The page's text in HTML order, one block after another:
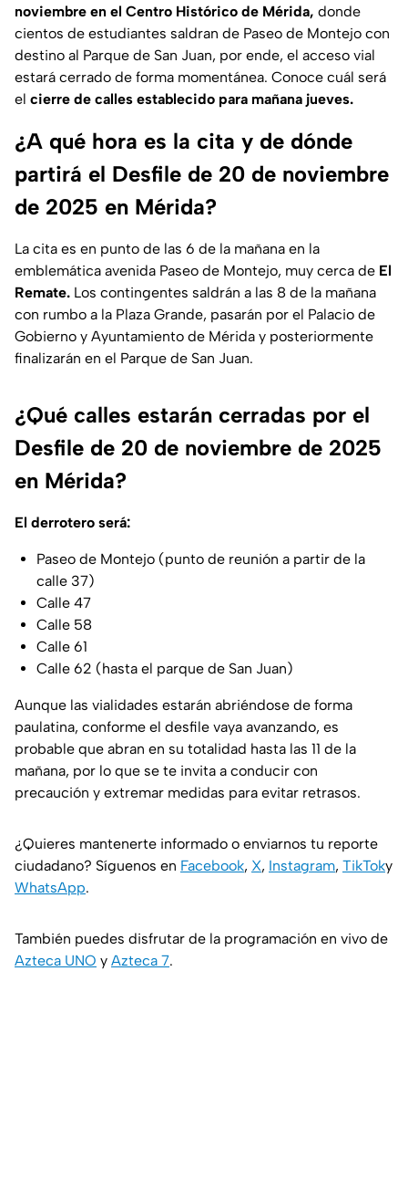
noviembre en el Centro Histórico de Mérida, donde
cientos de estudiantes saldran de Paseo de Montejo con
destino al Parque de San Juan, por ende, el acceso vial
estará cerrado de forma momentánea. Conoce cuál será
el cierre de calles establecido para mañana jueves.
¿A qué hora es la cita y de dónde
partirá el Desfile de 20 de noviembre
de 2025 en Mérida?
La cita es en punto de las 6 de la mañana en la
emblemática avenida Paseo de Montejo, muy cerca de El
Remate. Los contingentes saldrán a las 8 de la mañana
con rumbo a la Plaza Grande, pasarán por el Palacio de
Gobierno y Ayuntamiento de Mérida y posteriormente
finalizarán en el Parque de San Juan.
¿Qué calles estarán cerradas por el
Desfile de 20 de noviembre de 2025
en Mérida?
El derrotero será:
Paseo de Montejo (punto de reunión a partir de la
calle 37)
Calle 47
Calle 58
Calle 61
Calle 62 (hasta el parque de San Juan)
Aunque las vialidades estarán abriéndose de forma
paulatina, conforme el desfile vaya avanzando, es
probable que abran en su totalidad hasta las 11 de la
mañana, por lo que se te invita a conducir con
precaución y extremar medidas para evitar retrasos.
¿Quieres mantenerte informado o enviarnos tu reporte
ciudadano? Síguenos en Facebook, X, Instagram, TikToky
WhatsApp.
También puedes disfrutar de la programación en vivo de
Azteca UNO y Azteca 7.